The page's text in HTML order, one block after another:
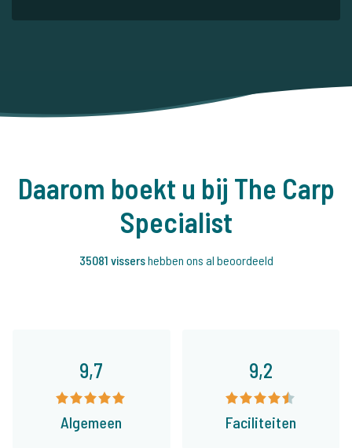
Daarom boekt u bij The Carp
Specialist
35081 vissershebben ons al beoordeeld
9,7
Algemeen
9,2
Faciliteiten